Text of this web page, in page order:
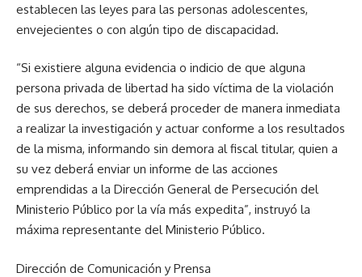
establecen las leyes para las personas adolescentes,
envejecientes o con algún tipo de discapacidad.
“Si existiere alguna evidencia o indicio de que alguna
persona privada de libertad ha sido víctima de la violación
de sus derechos, se deberá proceder de manera inmediata
a realizar la investigación y actuar conforme a los resultados
de la misma, informando sin demora al fiscal titular, quien a
su vez deberá enviar un informe de las acciones
emprendidas a la Dirección General de Persecución del
Ministerio Público por la vía más expedita”, instruyó la
máxima representante del Ministerio Público.
Dirección de Comunicación y Prensa